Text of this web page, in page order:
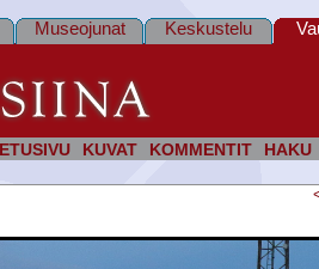
ETUSIVU KUVAT KOMMENTIT HAKU
Museojunat Keskustelu